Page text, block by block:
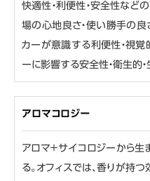
快適性・利便性・安全性など
場の心地良さ・使い勝手の良
カーが意識する利便性・視覚
ーに影響する安全性・衛生的
アロマコロジー
アロマ＋サイコロジーから
る。オフィスでは、香りが持